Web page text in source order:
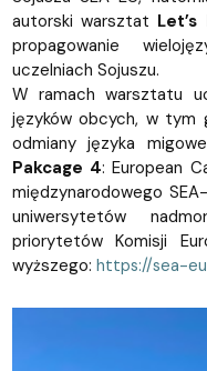
autorski warsztat Let’s
propagowanie
uczelniach Sojuszu.
W ramach warsztatu
języków obcych, w tym
odmiany języka
Pakcage 4: European
międzynarodowego
uniwersytetów
priorytetów Komisji
wyższego: https://sea-